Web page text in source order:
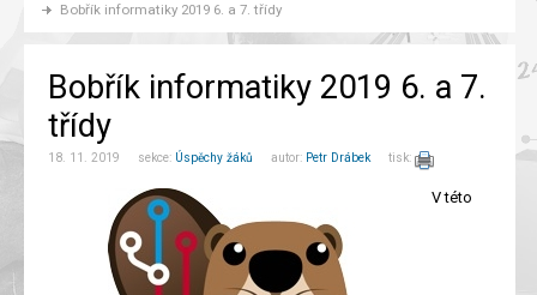
Bobřík informatiky 2019 6. a 7. třídy
Bobřík informatiky 2019 6. a 7.
třídy
18. 11. 2019 sekce: Úspěchy žáků autor: Petr Drábek tisk:
V této